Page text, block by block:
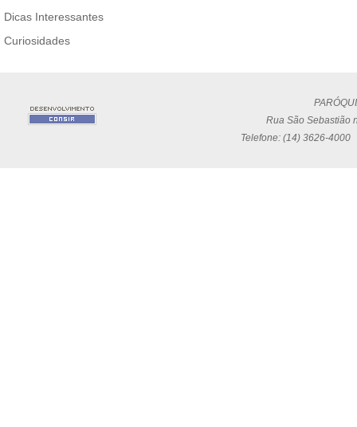
Dicas Interessantes
Curiosidades
Rua São Sebastião
Telefone: (14) 3626-